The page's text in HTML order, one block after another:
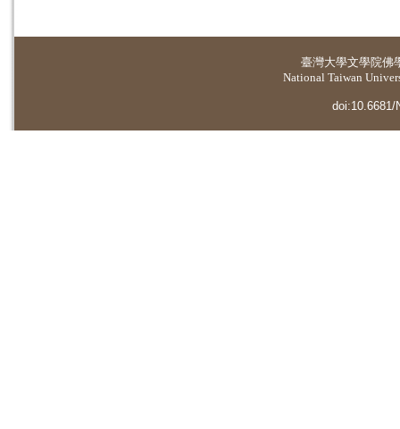
臺灣大學文學院佛
National Taiwan
doi:10.6681/